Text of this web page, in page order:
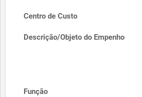
Centro de Custo
Descrição/Objeto do Empenho
Função